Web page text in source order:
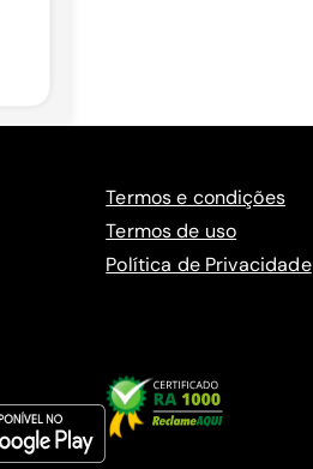
Termos e condições
Termos de uso
Política de Privacidade